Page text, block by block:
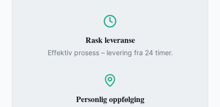
Rask leveranse
Effektiv prosess – levering fra 24 timer.
Personlig oppfølging